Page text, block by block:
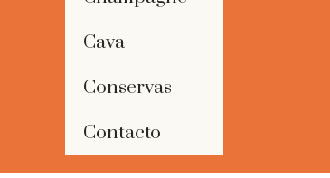
Cava
Conservas
Contacto